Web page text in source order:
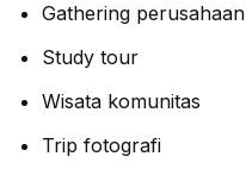
Gathering perusahaan
Study tour
Wisata komunitas
Trip fotografi